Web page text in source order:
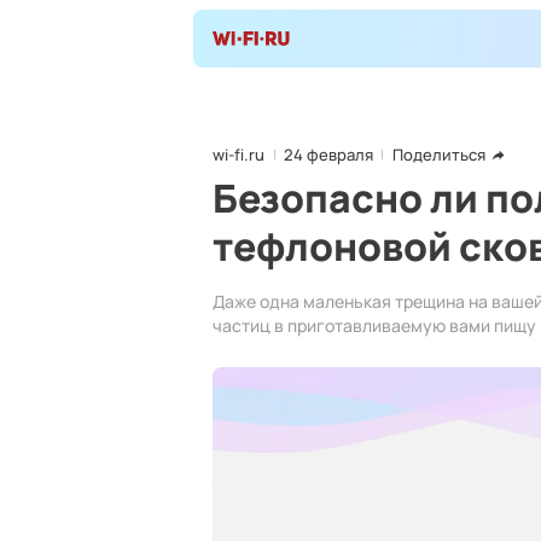
wi-fi.ru 24 февраля Поделиться
Безопасно ли
тефлоновой
Даже одна маленькая трещина на
частиц в приготавливаемую вами пищу